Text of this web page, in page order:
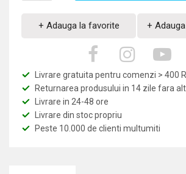
+ Adauga la favorite +
Livrare gratuita pentru comenzi > 400
Returnarea produsului in 14 zile fara
Livrare in 24-48 ore
Livrare din stoc propriu
Peste 10.000 de clienti multumiti